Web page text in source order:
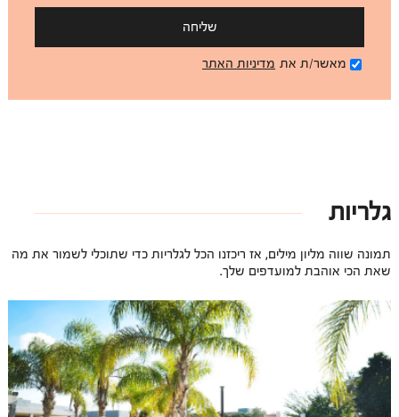
שליחה
מאשר/ת את מדיניות האתר
גלריות
תמונה שווה מליון מילים, אז ריכזנו הכל לגלריות כדי שתוכלי לשמור את מה
שאת הכי אוהבת למועדפים שלך.